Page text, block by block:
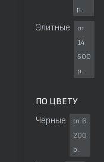
р.
Элитные
от
14
500
р.
ПО ЦВЕТУ
Чёрные
от 6
200
р.